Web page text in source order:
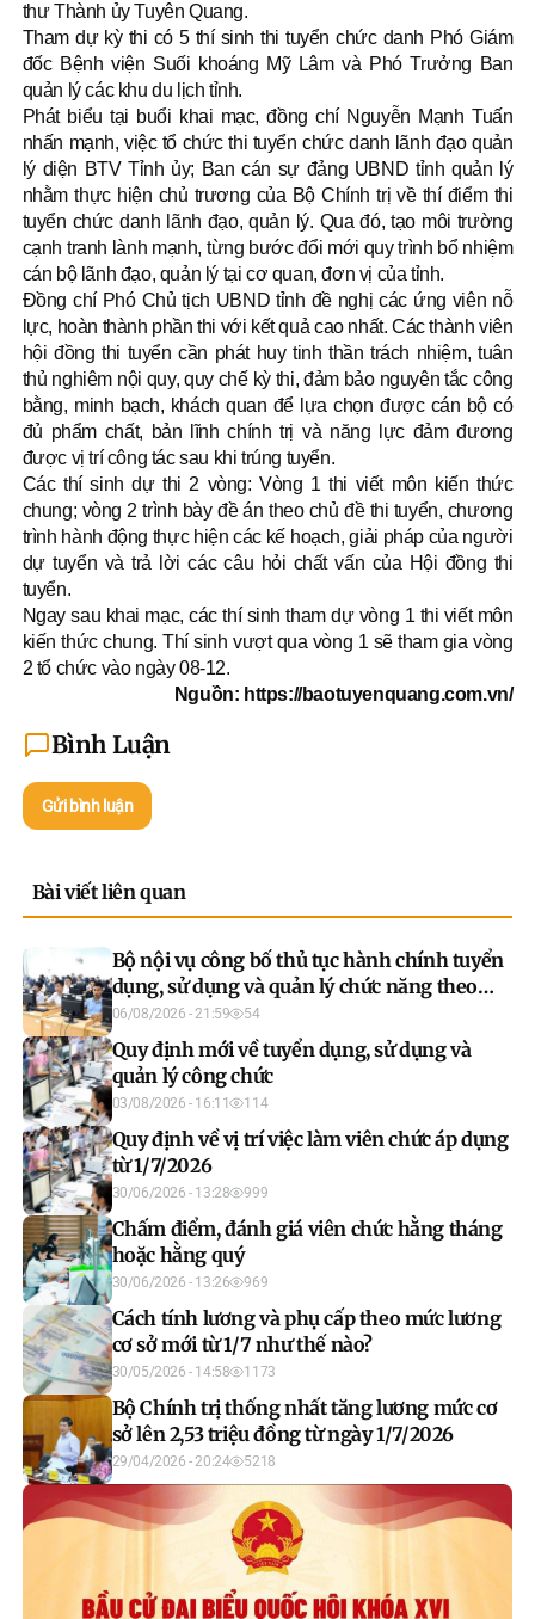
thư Thành ủy Tuyên Quang.
Tham dự kỳ thi có 5 thí sinh thi tuyển chức danh Phó Giám
đốc Bệnh viện Suối khoáng Mỹ Lâm và Phó Trưởng Ban
quản lý các khu du lịch tỉnh.
Phát biểu tại buổi khai mạc, đồng chí Nguyễn Mạnh Tuấn
nhấn mạnh, việc tổ chức thi tuyển chức danh lãnh đạo quản
lý diện BTV Tỉnh ủy; Ban cán sự đảng UBND tỉnh quản lý
nhằm thực hiện chủ trương của Bộ Chính trị về thí điểm thi
tuyển chức danh lãnh đạo, quản lý. Qua đó, tạo môi trường
cạnh tranh lành mạnh, từng bước đổi mới quy trình bổ nhiệm
cán bộ lãnh đạo, quản lý tại cơ quan, đơn vị của tỉnh.
Đồng chí Phó Chủ tịch UBND tỉnh đề nghị các ứng viên nỗ
lực, hoàn thành phần thi với kết quả cao nhất. Các thành viên
hội đồng thi tuyển cần phát huy tinh thần trách nhiệm, tuân
thủ nghiêm nội quy, quy chế kỳ thi, đảm bảo nguyên tắc công
bằng, minh bạch, khách quan để lựa chọn được cán bộ có
đủ phẩm chất, bản lĩnh chính trị và năng lực đảm đương
được vị trí công tác sau khi trúng tuyển.
Các thí sinh dự thi 2 vòng: Vòng 1 thi viết môn kiến thức
chung; vòng 2 trình bày đề án theo chủ đề thi tuyển, chương
trình hành động thực hiện các kế hoạch, giải pháp của người
dự tuyển và trả lời các câu hỏi chất vấn của Hội đồng thi
tuyển.
Ngay sau khai mạc, các thí sinh tham dự vòng 1 thi viết môn
kiến thức chung. Thí sinh vượt qua vòng 1 sẽ tham gia vòng
2 tổ chức vào ngày 08-12.
Nguồn: https://baotuyenquang.com.vn/
Bình Luận
Gửi bình luận
Bài viết liên quan
Bộ nội vụ công bố thủ tục hành chính tuyển
dụng, sử dụng và quản lý chức năng theo
Nghị định số 259/2026/ND-CP
06/08/2026 - 21:59 54
Quy định mới về tuyển dụng, sử dụng và
quản lý công chức
03/08/2026 - 16:11 114
Quy định về vị trí việc làm viên chức áp dụng
từ 1/7/2026
30/06/2026 - 13:28 999
Chấm điểm, đánh giá viên chức hằng tháng
hoặc hằng quý
30/06/2026 - 13:26 969
Cách tính lương và phụ cấp theo mức lương
cơ sở mới từ 1/7 như thế nào?
30/05/2026 - 14:58 1173
Bộ Chính trị thống nhất tăng lương mức cơ
sở lên 2,53 triệu đồng từ ngày 1/7/2026
29/04/2026 - 20:24 5218